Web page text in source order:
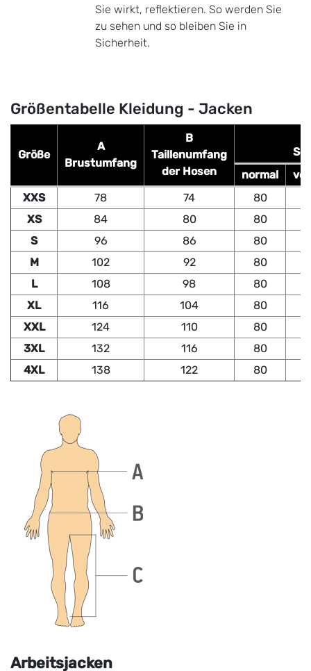
Sie wirkt, reflektieren. So werden Sie
zu sehen und so bleiben Sie in
Sicherheit.
Größentabelle Kleidung - Jacken
Größe
A
Brustumfang
B
Taillenumfang
der Hosen
normal
XXS
78 74
80
XS
84 80
80
S
96 86
80
M
102 92
80
L
108 98
80
XL
116 104
80
XXL
124 110
80
3XL
132 116
80
4XL
138 122 80
Arbeitsjacken